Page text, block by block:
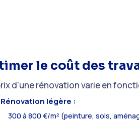
le coût des
d’une rénovation varie en
Rénovation légère :
300 à 800 €/m² (peinture, sols,